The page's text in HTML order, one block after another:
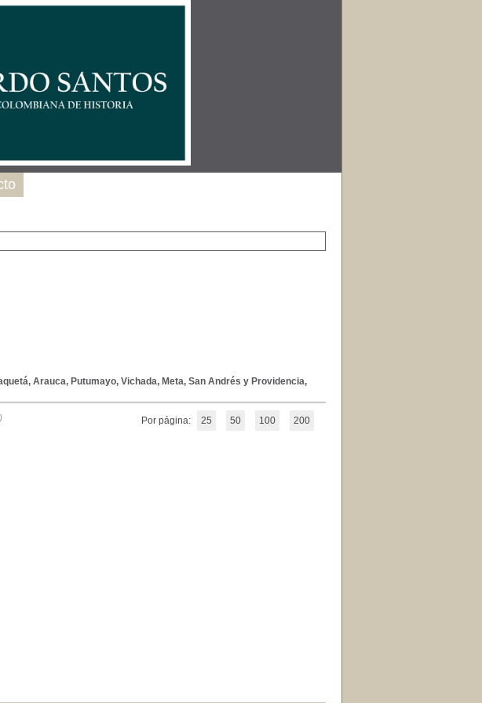
Arauca, Putumayo, Vichada, Meta, San Andrés y Providencia,
Por página: 25 50 100 200